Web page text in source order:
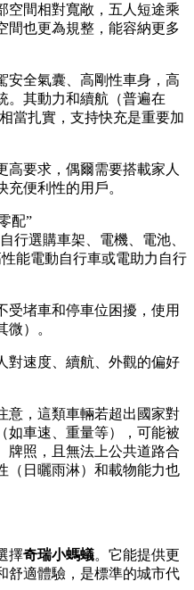
空間相對寬敞，五人短途乘
間也更為規整，能容納更多
安全氣囊、高剛性車身，高
。其動力和續航（普遍在
當扎實，支持快充是重要加
高要求，偶爾需要搭載家人
便利性的用戶。
配”
行選購車架、電機、電池、
能電動自行車或電助力自行
受堵車和停車位困擾，使用
微）。
對速度、續航、外觀的偏好
意，這類車輛若超出國家對
如車速、重量等），可能被
牌照，且無法上公共道路合
（日曬雨淋）和載物能力也
擇奇瑞小螞蟻。它能提供更
舒適體驗，是標準的城市代